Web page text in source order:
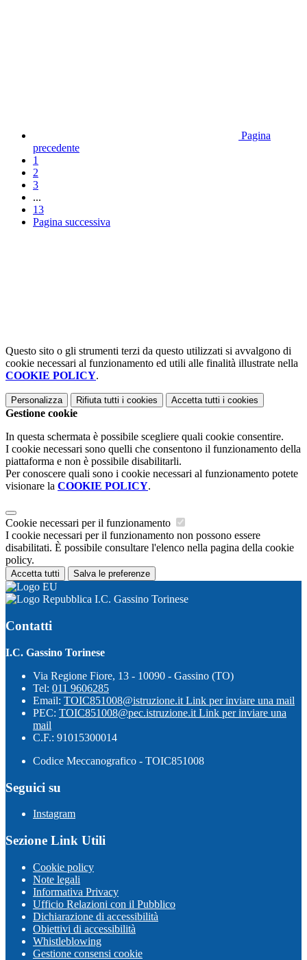
Pagina
precedente
1
2
3
...
13
Pagina successiva
Questo sito o gli strumenti terzi da questo utilizzati si avvalgono di
cookie necessari al funzionamento ed utili alle finalità illustrate nella
COOKIE POLICY.
Personalizza Rifiuta tutti i cookies Accetta tutti i cookies
Gestione cookie
In questa schermata è possibile scegliere quali cookie consentire.
I cookie necessari sono quelli che consentono il funzionamento della
piattaforma e non è possibile disabilitarli.
Per conoscere quali sono i cookie necessari al funzionamento potete
visionare la COOKIE POLICY.
Cookie necessari per il funzionamento
I cookie necessari per il funzionamento non possono essere
disabilitati. È possibile consultare l'elenco nella pagina della cookie
policy.
Accetta tutti Salva le preferenze
I.C. Gassino Torinese
Contatti
I.C. Gassino Torinese
Via Regione Fiore, 13 - 10090 - Gassino (TO)
Tel: 011 9606285
Email: TOIC851008@istruzione.it Link per inviare una mail
PEC: TOIC851008@pec.istruzione.it Link per inviare una
mail
C.F.: 91015300014
Codice Meccanografico - TOIC851008
Seguici su
Instagram
Sezione Link Utili
Cookie policy
Note legali
Informativa Privacy
Ufficio Relazioni con il Pubblico
Dichiarazione di accessibilità
Obiettivi di accessibilità
Whistleblowing
Gestione consensi cookie